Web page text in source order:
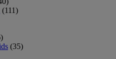
(111)
(35)